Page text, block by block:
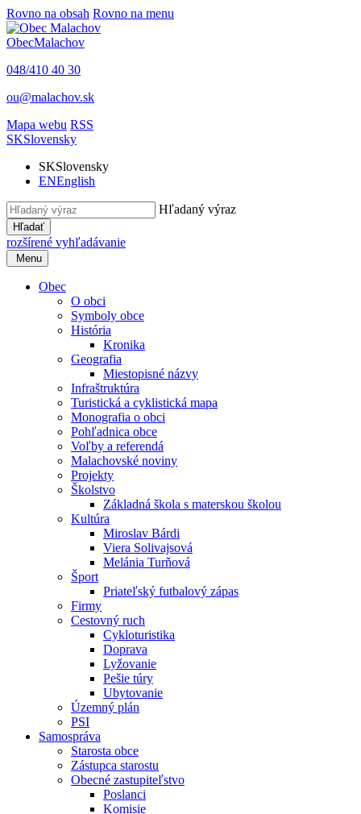
Rovno na obsah Rovno na menu
ObecMalachov
048/410 40 30
ou@malachov.sk
Mapa webu RSS
SKSlovensky
SKSlovensky
ENEnglish
Hľadaný výraz
Hľadať
rozšírené vyhľadávanie
Menu
Obec
O obci
Symboly obce
História
Kronika
Geografia
Miestopisné názvy
Infraštruktúra
Turistická a cyklistická mapa
Monografia o obci
Pohľadnica obce
Voľby a referendá
Malachovské noviny
Projekty
Školstvo
Základná škola s materskou školou
Kultúra
Miroslav Bárdi
Viera Solivajsová
Melánia Turňová
Šport
Priateľský futbalový zápas
Firmy
Cestovný ruch
Cykloturistika
Doprava
Lyžovanie
Pešie túry
Ubytovanie
Územný plán
PSI
Samospráva
Starosta obce
Zástupca starostu
Obecné zastupiteľstvo
Poslanci
Komisie